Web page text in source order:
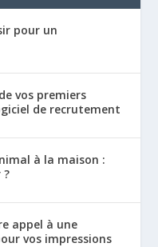
pour un
vos premiers
de recrutement
à la maison :
?
appel à une
vos impressions